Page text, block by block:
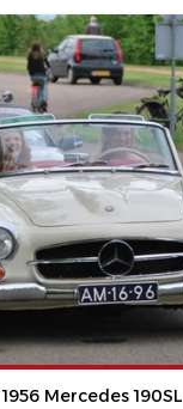
1956 Mercedes 190SL